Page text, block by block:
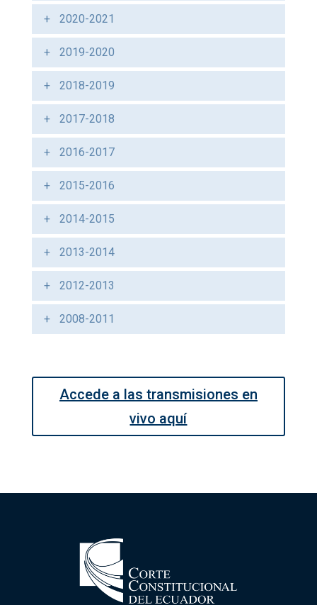
2020-2021
2019-2020
2018-2019
2017-2018
2016-2017
2015-2016
2014-2015
2013-2014
2012-2013
2008-2011
Accede a las transmisiones en
vivo aquí